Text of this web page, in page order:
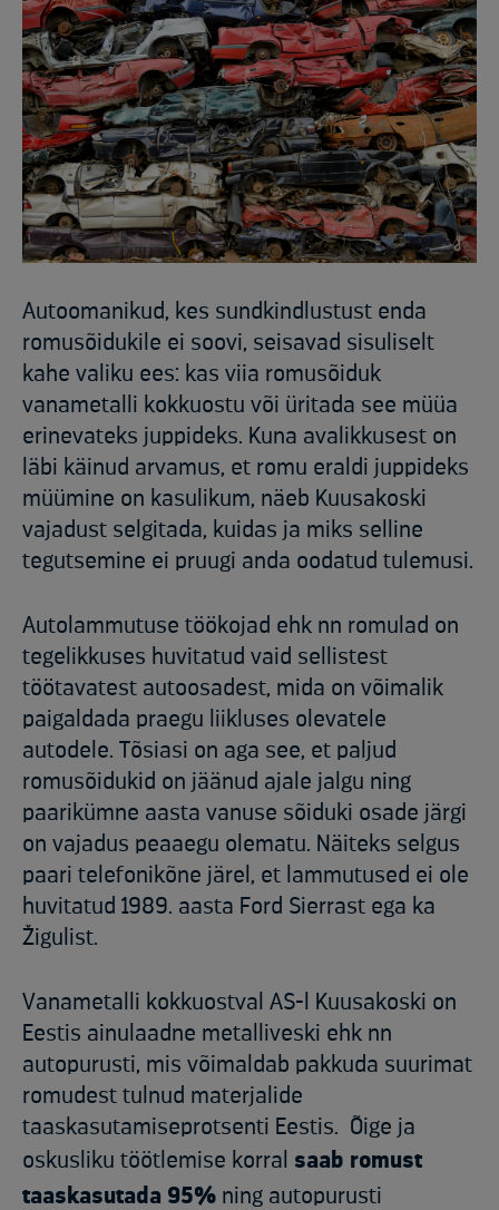
Autoomanikud, kes sundkindlustust enda
romusõidukile ei soovi, seisavad sisuliselt
kahe valiku ees: kas viia romusõiduk
vanametalli kokkuostu või üritada see müüa
erinevateks juppideks. Kuna avalikkusest on
läbi käinud arvamus, et romu eraldi juppideks
müümine on kasulikum, näeb Kuusakoski
vajadust selgitada, kuidas ja miks selline
tegutsemine ei pruugi anda oodatud tulemusi.
Autolammutuse töökojad ehk nn romulad on
tegelikkuses huvitatud vaid sellistest
töötavatest autoosadest, mida on võimalik
paigaldada praegu liikluses olevatele
autodele. Tõsiasi on aga see, et paljud
romusõidukid on jäänud ajale jalgu ning
paarikümne aasta vanuse sõiduki osade järgi
on vajadus peaaegu olematu. Näiteks selgus
paari telefonikõne järel, et lammutused ei ole
huvitatud 1989. aasta Ford Sierrast ega ka
Žigulist.
Vanametalli kokkuostval AS-l Kuusakoski on
Eestis ainulaadne metalliveski ehk nn
autopurusti, mis võimaldab pakkuda suurimat
romudest tulnud materjalide
taaskasutamiseprotsenti Eestis. Õige ja
oskusliku töötlemise korral saab romust
taaskasutada 95% ning autopurusti